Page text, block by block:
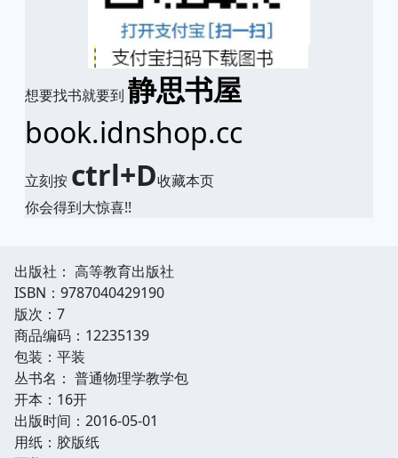
想要找书就要到 静思书屋
book.idnshop.cc
立刻按 ctrl+D收藏本页
你会得到大惊喜!!
出版社： 高等教育出版社
ISBN：9787040429190
版次：7
商品编码：12235139
包装：平装
丛书名： 普通物理学教学包
开本：16开
出版时间：2016-05-01
用纸：胶版纸